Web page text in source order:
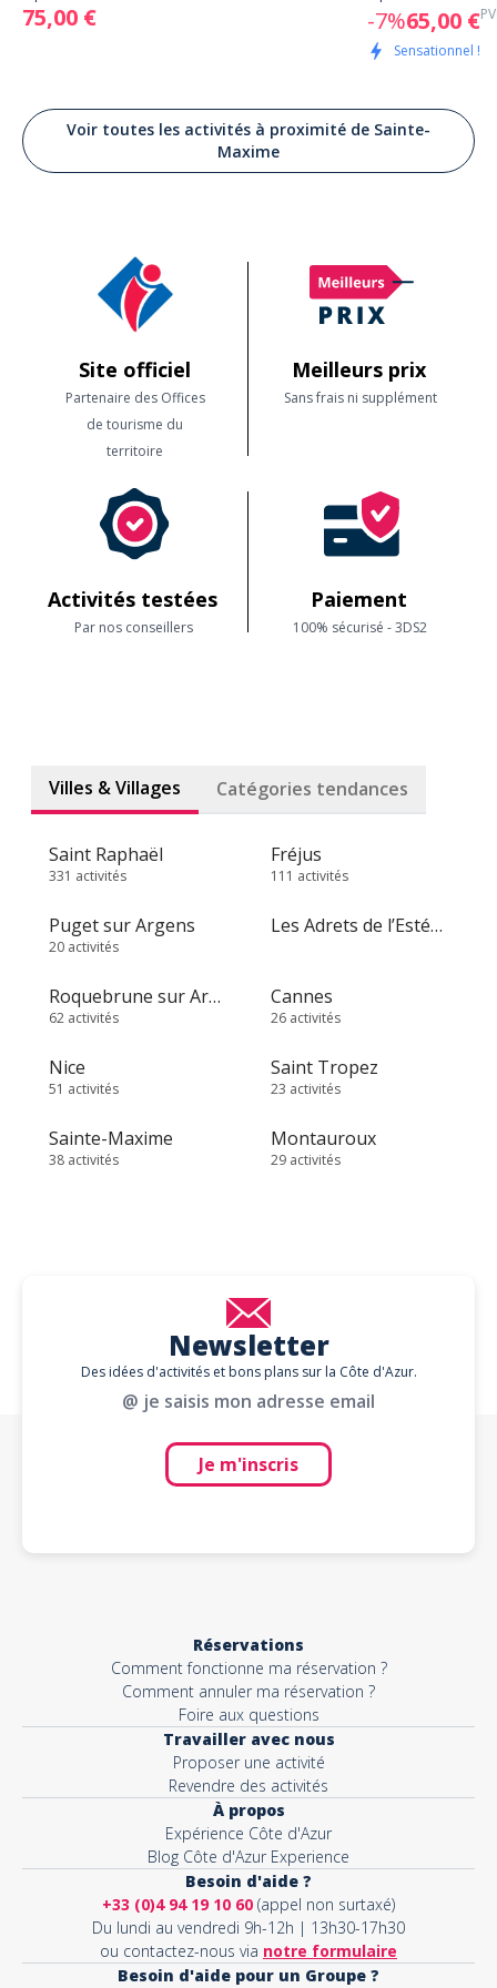
75,00 € -7%65,00 €
Sensationnel !
Voir toutes les activités à proximité de Sainte-
Maxime
Site officiel
Partenaire des Offices
de tourisme du
territoire
Meilleurs prix
Sans frais ni supplément
Activités testées
Par nos conseillers
Paiement
100% sécurisé - 3DS2
Villes & Villages Catégories tendances
Saint Raphaël
331 activités
Fréjus
111 activités
Puget sur Argens
20 activités
Les Adrets de l’Estérel
Roquebrune sur Argens
62 activités
Cannes
26 activités
Nice
51 activités
Saint Tropez
23 activités
Sainte-Maxime
38 activités
Montauroux
29 activités
Newsletter
Des idées d'activités et bons plans sur la Côte d'Azur.
@ je saisis mon adresse email
Je m'inscris
Réservations
Comment fonctionne ma réservation ?
Comment annuler ma réservation ?
Foire aux questions
Travailler avec nous
Proposer une activité
Revendre des activités
À propos
Expérience Côte d'Azur
Blog Côte d'Azur Experience
Besoin d'aide ?
+33 (0)4 94 19 10 60 (appel non surtaxé)
Du lundi au vendredi 9h-12h | 13h30-17h30
ou contactez-nous via notre formulaire
Besoin d'aide pour un Groupe ?